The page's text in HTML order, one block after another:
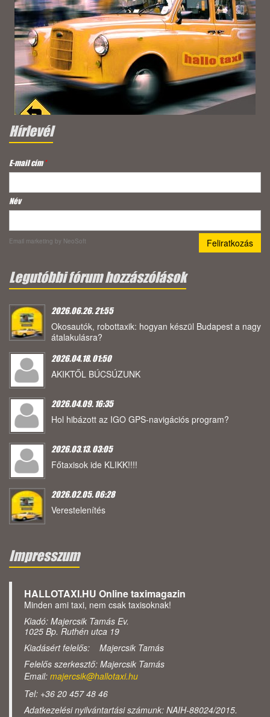
Hírlevél
E-mail cím*
Név
Email marketing by NeoSoft
Legutóbbi fórum hozzászólások
2026.06.26. 21:55
Okosautók, robottaxik: hogyan készül Budapest a nagy
átalakulásra?
2026.04.18. 01:50
AKIKTŐL BÚCSÚZUNK
2026.04.09. 16:35
Hol hibázott az IGO GPS-navigációs program?
2026.03.13. 03:05
Főtaxisok ide KLIKK!!!!
2026.02.05. 06:28
Verestelenítés
Impresszum
HALLOTAXI.HU Online taximagazin
Minden ami taxi, nem csak taxisoknak!
Kiadó: Majercsik Tamás Ev.
1025 Bp. Ruthén utca 19
Kiadásért felelős: Majercsik Tamás
Felelős szerkesztő: Majercsik Tamás
Email: majercsik@hallotaxi.hu
Tel: +36 20 457 48 46
Adatkezelési nyilvántartási számunk: NAIH-88024/2015.